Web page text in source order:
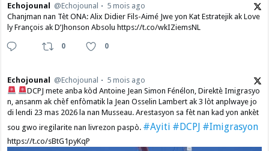
Echojounal @Echojounal
5 mois ago
Chanjman nan Tèt ONA: Alix Didier Fils-Aimé Jwe yon Kat Estratejik ak Love
ly François ak D’Jhonson Absolu https://t.co/wkIZiemsNL
0 0
Echojounal @Echojounal
5 mois ago
DCPJ mete anba kòd Antoine Jean Simon Fénélon, Direktè Imigrasyo
n, ansanm ak chèf enfòmatik la Jean Osselin Lambert ak 3 lòt anplwaye jo
di lendi 23 mas 2026 la nan Musseau. Arestasyon sa fèt nan kad yon ankèt
sou gwo iregilarite nan livrezon paspò. #Ayiti #DCPJ #Imigrasyon
https://t.co/sBtG1pyKqP